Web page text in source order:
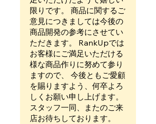
限りです。 商品に関するご
意見につきましては今後の
商品開発の参考にさせてい
ただきます。 RankUpでは
お客様にご満足いただける
様な商品作りに努めて参り
ますので、 今後ともご愛顧
を賜りますよう、何卒よろ
しくお願い申し上げます。
スタッフ一同、またのご来
店お待ちしております。